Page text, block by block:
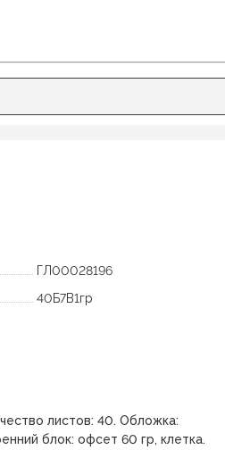
/Блокнот 40л. А7 Hatber
ГЛ00028196
40Б7В1гр
листов: 40. Обложка:
блок: офсет 60 гр, клетка.